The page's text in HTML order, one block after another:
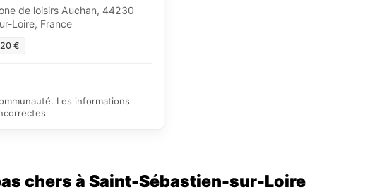
de loisirs Auchan, 44230
Loire, France
€
Les informations
chers à Saint-Sébastien-sur-Loire